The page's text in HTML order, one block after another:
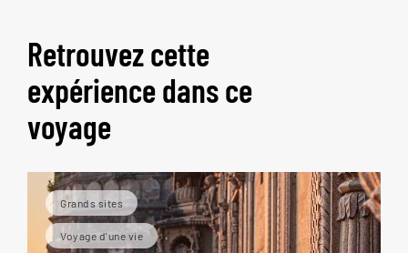
Retrouvez cette
expérience dans ce
voyage
Grands sites
Voyage d'une vie